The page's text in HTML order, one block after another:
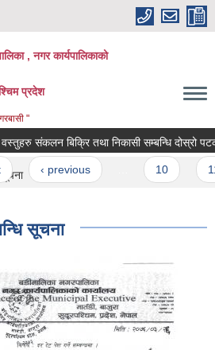
, नगर कार्यपालिकाको
प्रदेश
"
संकलन बिक्रि तथा निकासी सम्बन्धि दोस्रो पटक
‹ previous
सूचना